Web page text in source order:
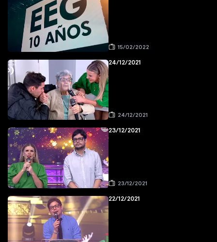
15/02/2022
24/12/2021
24/12/2021
23/12/2021
23/12/2021
22/12/2021